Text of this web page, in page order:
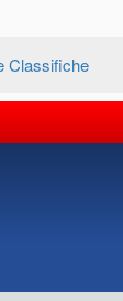
Edilizia
Classifiche